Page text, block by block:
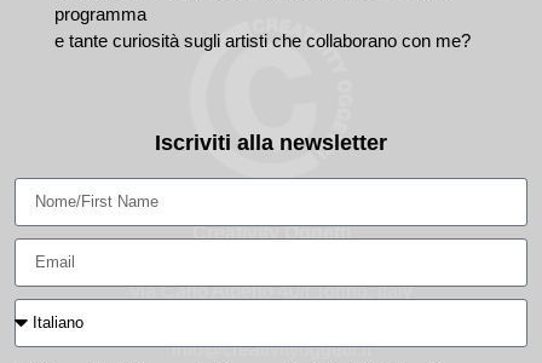
Creativity Oggetti
via Carlo Alberto 40/f Torino, Italy
info@creativityoggetti.it
programma
e tante curiosità sugli artisti che collaborano con me?
Iscriviti alla newsletter